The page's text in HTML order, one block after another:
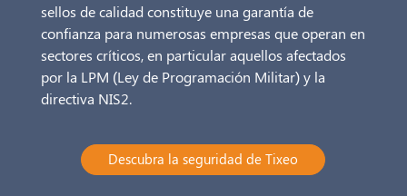
sellos de calidad constituye una garantía de
confianza para numerosas empresas que operan en
sectores críticos, en particular aquellos afectados
por la LPM (Ley de Programación Militar) y la
directiva NIS2.
Descubra la seguridad de Tixeo